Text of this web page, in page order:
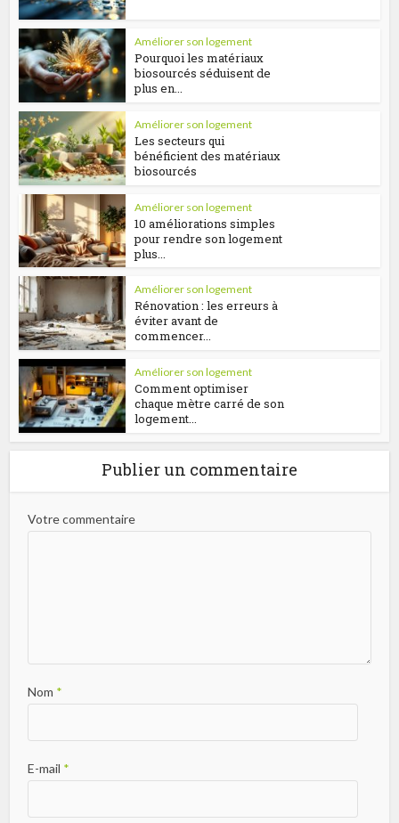
Améliorer son logement
Pourquoi les matériaux
biosourcés séduisent de
plus en...
Améliorer son logement
Les secteurs qui
bénéficient des matériaux
biosourcés
Améliorer son logement
10 améliorations simples
pour rendre son logement
plus...
Améliorer son logement
Rénovation : les erreurs à
éviter avant de
commencer...
Améliorer son logement
Comment optimiser
chaque mètre carré de son
logement...
Publier un commentaire
Votre commentaire
Nom *
E-mail *